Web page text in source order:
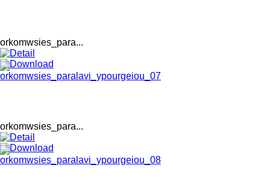
orkomwsies_para...
orkomwsies_para...